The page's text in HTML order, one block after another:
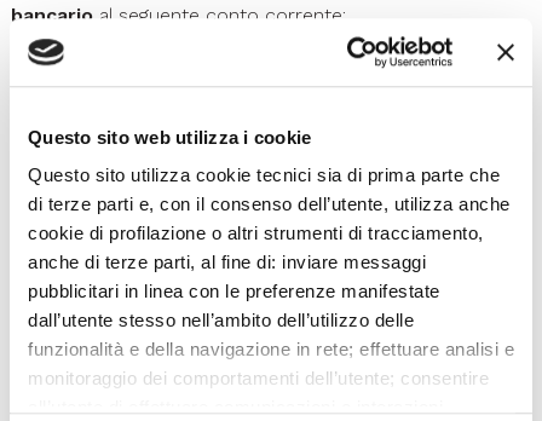
Questo sito web utilizza i cookie
Questo sito utilizza cookie tecnici sia di prima parte che
di terze parti e, con il consenso dell’utente, utilizza anche
cookie di profilazione o altri strumenti di tracciamento,
anche di terze parti, al fine di: inviare messaggi
pubblicitari in linea con le preferenze manifestate
dall’utente stesso nell’ambito dell’utilizzo delle
funzionalità e della navigazione in rete; effettuare analisi e
monitoraggio dei comportamenti dell’utente; consentire
bancario al seguente conto corrente:
Beneficiario: Fondazione Teatro La Fenice Di Venezia
BIC: BCITITMM
Causale: Fondazione Teatro La Fenice di Venezia – nome
del donatore – donazione anno
(Importante per i donatori italiani: ogni donazione rivolta al
Teatro può rientrare nelle agevolazioni Art Bonus previste
dalla normativa, che prevedono un credito di imposta del
65% rispetto alla somma versata, utilizzabili in un triennio)